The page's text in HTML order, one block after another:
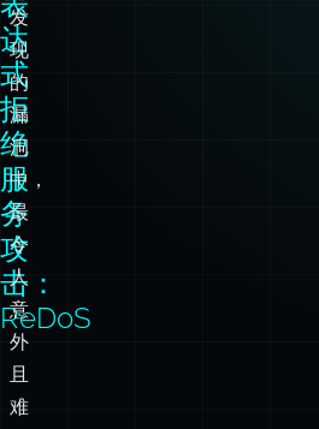
正
则
表
达
式
拒
绝
服
务
攻
击：
ReDoS
在
我
发
现
的
漏
洞
中，
最
令
人
意
通过超大长度或精心构造的用户输
的内存或 CPU 资源。